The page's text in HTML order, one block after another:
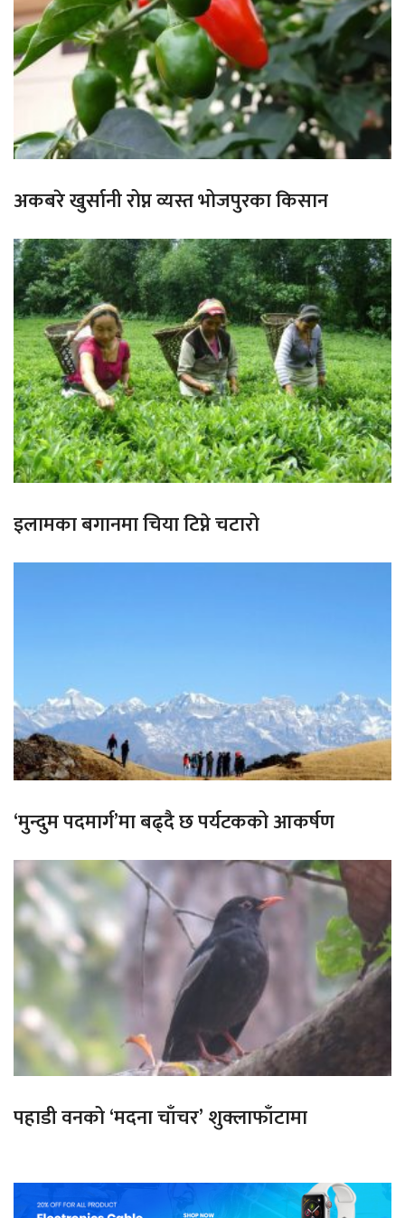
अकबरे खुर्सानी रोप्न व्यस्त भोजपुरका किसान
इलामका बगानमा चिया टिप्ने चटारो
‘मुन्दुम पदमार्ग’मा बढ्दै छ पर्यटकको आकर्षण
पहाडी वनको ‘मदना चाँचर’ शुक्लाफाँटामा